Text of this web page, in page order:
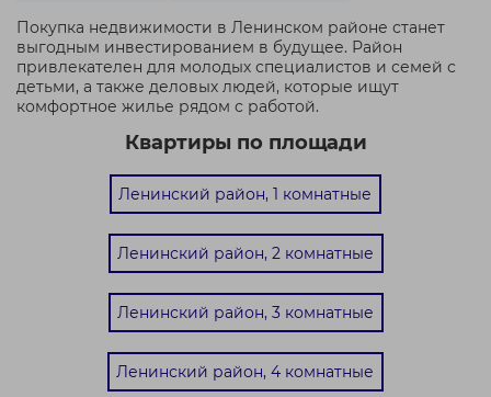
Покупка недвижимости в Ленинском районе станет
выгодным инвестированием в будущее. Район
привлекателен для молодых специалистов и семей с
детьми, а также деловых людей, которые ищут
комфортное жилье рядом с работой.
Квартиры по площади
Ленинский район, 1 комнатные
Ленинский район, 2 комнатные
Ленинский район, 3 комнатные
Ленинский район, 4 комнатные